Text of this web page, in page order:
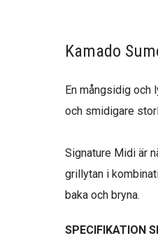
Kamado
En mångsidig
och smidigare
Signature Midi är
grillytan i
baka och bryna.
SPECIFIKATION